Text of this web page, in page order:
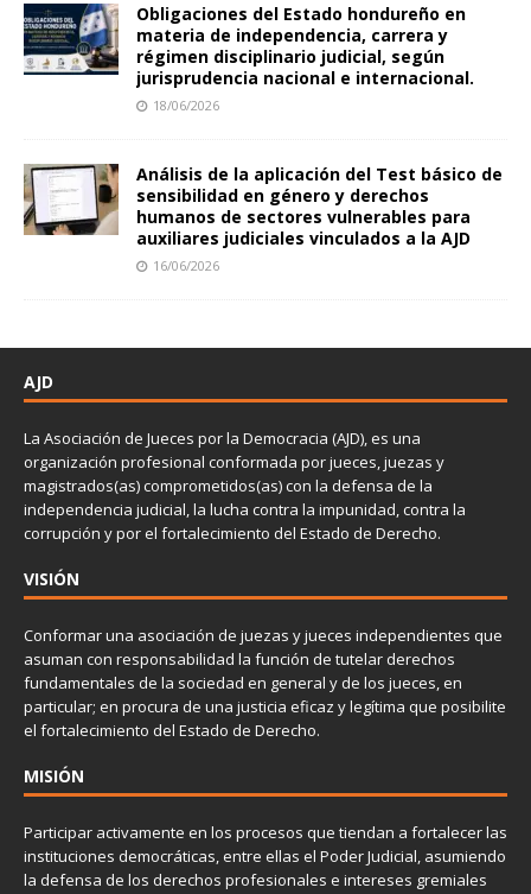
Obligaciones del Estado hondureño en
materia de independencia, carrera y
régimen disciplinario judicial, según
jurisprudencia nacional e internacional.
18/06/2026
Análisis de la aplicación del Test básico de
sensibilidad en género y derechos
humanos de sectores vulnerables para
auxiliares judiciales vinculados a la AJD
16/06/2026
AJD
La Asociación de Jueces por la Democracia (AJD), es una
organización profesional conformada por jueces, juezas y
magistrados(as) comprometidos(as) con la defensa de la
independencia judicial, la lucha contra la impunidad, contra la
corrupción y por el fortalecimiento del Estado de Derecho.
VISIÓN
Conformar una asociación de juezas y jueces independientes que
asuman con responsabilidad la función de tutelar derechos
fundamentales de la sociedad en general y de los jueces, en
particular; en procura de una justicia eficaz y legítima que posibilite
el fortalecimiento del Estado de Derecho.
MISIÓN
Participar activamente en los procesos que tiendan a fortalecer las
instituciones democráticas, entre ellas el Poder Judicial, asumiendo
la defensa de los derechos profesionales e intereses gremiales